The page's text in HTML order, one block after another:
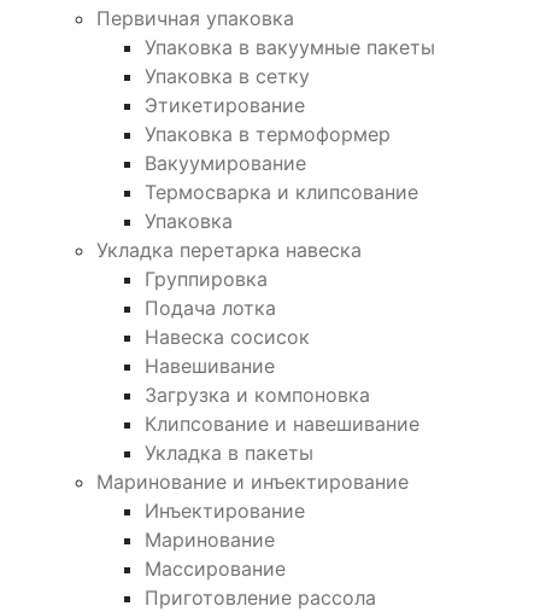
Первичная упаковка
Упаковка в вакуумные пакеты
Упаковка в сетку
Этикетирование
Упаковка в термоформер
Вакуумирование
Термосварка и клипсование
Упаковка
Укладка перетарка навеска
Группировка
Подача лотка
Навеска сосисок
Навешивание
Загрузка и компоновка
Клипсование и навешивание
Укладка в пакеты
Маринование и инъектирование
Инъектирование
Маринование
Массирование
Приготовление рассола